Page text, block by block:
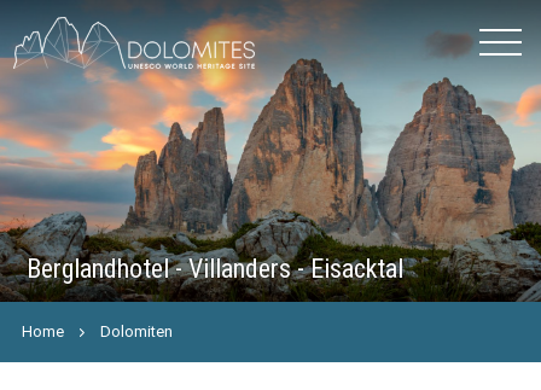
Berglandhotel - Villanders - Eisacktal
Home Dolomiten